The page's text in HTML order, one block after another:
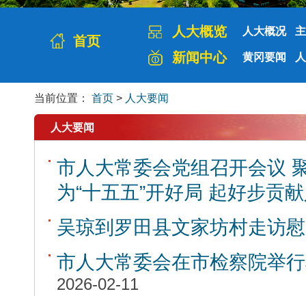
首页
人大概览 人大概况
新闻中心 黄冈要闻
当前位置： 首页 > 人大要闻
人大要闻
市人大常委会党组召开会议
为“十五五”开好局 起好步贡
吴琼到罗田县文家坊村走访
市人大常委会在市检察院举
2026-02-11